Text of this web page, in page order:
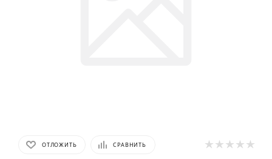
ОТЛОЖИТЬ СРАВНИТЬ